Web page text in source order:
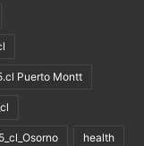
Puerto Montt
health